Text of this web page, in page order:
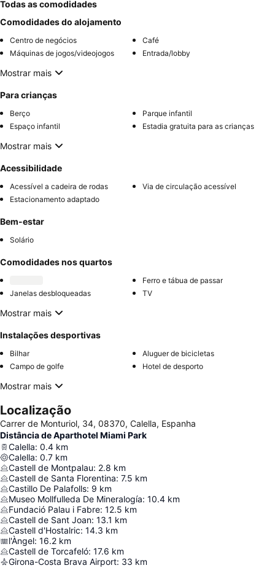
Todas as comodidades
Comodidades do alojamento
Centro de negócios
Café
Máquinas de jogos/videojogos
Entrada/lobby
Mostrar mais
Para crianças
Berço
Parque infantil
Espaço infantil
Estadia gratuita para as crianças
Mostrar mais
Acessibilidade
Acessível a cadeira de rodas
Via de circulação acessível
Estacionamento adaptado
Bem-estar
Solário
Comodidades nos quartos
Ferro e tábua de passar
Janelas desbloqueadas
TV
Mostrar mais
Instalações desportivas
Bilhar
Aluguer de bicicletas
Campo de golfe
Hotel de desporto
Mostrar mais
Localização
Carrer de Monturiol, 34, 08370, Calella, Espanha
Distância de Aparthotel Miami Park
Calella: 0.4 km
Calella: 0.7 km
Castell de Montpalau: 2.8 km
Castell de Santa Florentina: 7.5 km
Castillo De Palafolls: 9 km
Museo Mollfulleda De Mineralogía: 10.4 km
Fundació Palau i Fabre: 12.5 km
Castell de Sant Joan: 13.1 km
Castell d'Hostalric: 14.3 km
l'Àngel: 16.2 km
Castell de Torcafeló: 17.6 km
Girona-Costa Brava Airport: 33 km